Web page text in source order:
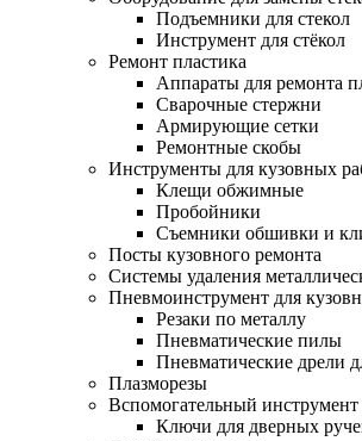
Подъемники для стекол
Инструмент для стёкол
Ремонт пластика
Аппараты для ремонта
Сварочные стержни
Армирующие сетки
Ремонтные скобы
Инструменты для кузовных
Клещи обжимные
Пробойники
Съемники обшивки и
Посты кузовного ремонта
Системы удаления
Пневмоинструмент для
Резаки по металлу
Пневматические пилы
Пневматические дрели
Плазморезы
Вспомогательный инструмент
Ключи для дверных